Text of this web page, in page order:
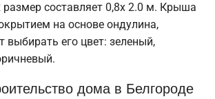
составляет 0,8x 2.0 м. Крыша
на основе ондулина,
выбирать его цвет: зеленый,
дома в Белгороде